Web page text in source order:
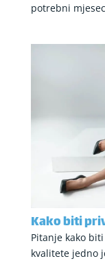
potrebni
Kako biti
Pitanje kako
kvalitete jedno